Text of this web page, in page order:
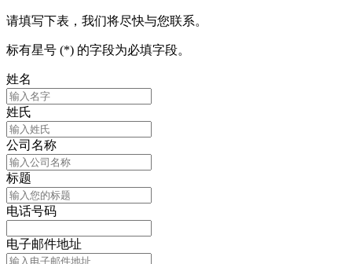
请填写下表，我们将尽快与您联系。
标有星号 (*) 的字段为必填字段。
姓名
姓氏
公司名称
标题
电话号码
电子邮件地址